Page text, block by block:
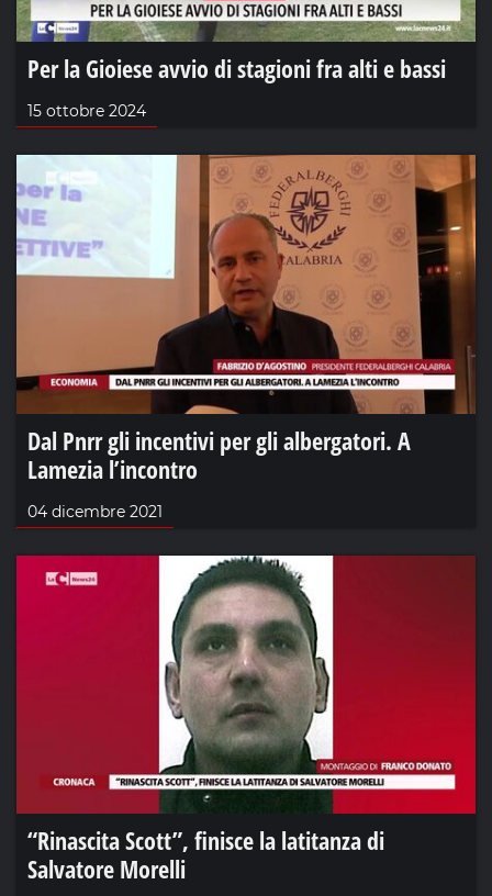
Per la Gioiese avvio di stagioni fra alti e bassi
15 ottobre 2024
Dal Pnrr gli incentivi per gli albergatori. A
Lamezia l’incontro
04 dicembre 2021
“Rinascita Scott”, finisce la latitanza di
Salvatore Morelli